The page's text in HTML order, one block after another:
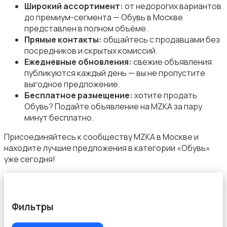
Обувь
Пиджаки и костюмы
Платья и юбки
Широкий ассортимент: от недорогих вариантов
до премиум-сегмента — Обувь в Москве
представлен в полном объёме.
Прямые контакты: общайтесь с продавцами без
посредников и скрытых комиссий.
Ежедневные обновления: свежие объявления
публикуются каждый день — вы не пропустите
выгодное предложение.
Бесплатное размещение: хотите продать
Обувь? Подайте объявление на MZKA за пару
минут бесплатно.
Присоединяйтесь к сообществу MZKA в Москве и
находите лучшие предложения в категории «Обувь»
уже сегодня!
Фильтры